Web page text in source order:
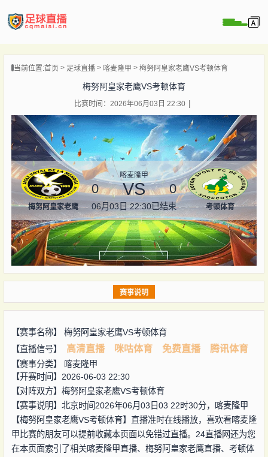
播
闻
当前位置:首页 足球直播 喀麦隆甲 梅努阿皇家老鹰VS考顿体育
梅努阿皇家老鹰VS考顿体育
比赛时间：2026年06月03日 22:30
梅努阿皇家老鹰
喀麦隆甲
0 VS 0
06月03日 22:30已结束 考顿体育
赛事说明
【赛事名称】 梅努阿皇家老鹰VS考顿体育
【直播信号】
高清直播 咪咕体育 免费直播 腾讯体育
【赛事分类】
喀麦隆甲
【开赛时间】2026-06-03 22:30
【对阵双方】 梅努阿皇家老鹰VS考顿体育
【赛事说明】北京时间2026年06月03日03 22时30分，喀麦隆甲
【梅努阿皇家老鹰VS考顿体育】直播准时在线播放，喜欢看喀麦隆
甲比赛的朋友可以提前收藏本页面以免错过直播。24直播网还为您
在本页面索引了相关喀麦隆甲直播、梅努阿皇家老鹰直播、考顿体